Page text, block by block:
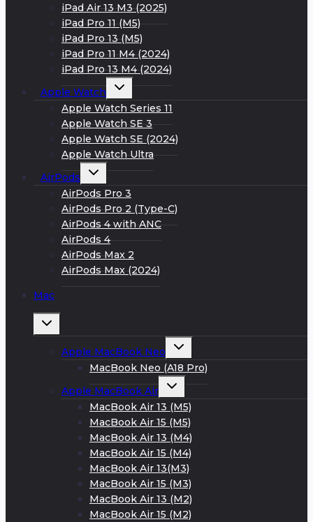
iPad Air 13 M3 (2025)
iPad Pro 11 (M5)
iPad Pro 13 (M5)
iPad Pro 11 M4 (2024)
iPad Pro 13 M4 (2024)
Apple Watch
Развернуть
дочернее
меню
Apple Watch Series 11
Apple Watch SE 3
Apple Watch SE (2024)
Apple Watch Ultra
AirPods
Развернуть
дочернее
меню
AirPods Pro 3
AirPods Pro 2 (Type-C)
AirPods 4 with ANC
AirPods 4
AirPods Max 2
AirPods Max (2024)
Mac
Развернуть
дочернее
Apple MacBook Neo
Развернуть
дочернее
меню
MacBook Neo (A18 Pro)
Apple MacBook Air
Развернуть
дочернее
меню
MacBook Air 13 (M5)
MacBook Air 15 (M5)
MacBook Air 13 (M4)
MacBook Air 15 (M4)
MacBook Air 13(M3)
MacBook Air 15 (M3)
MacBook Air 13 (M2)
MacBook Air 15 (M2)